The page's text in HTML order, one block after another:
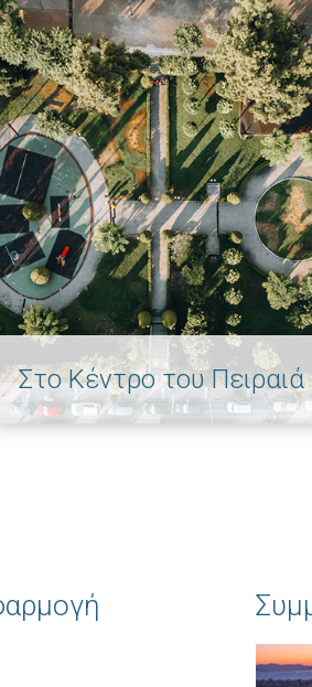
Στο Κέντρο του Πειραιά